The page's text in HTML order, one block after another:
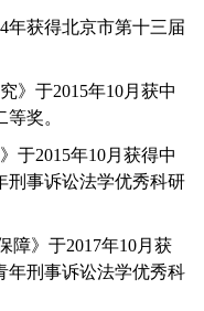
年获得北京市第十三届
》于2015年10月获中
奖。
于2015年10月获得中
刑事诉讼法学优秀科研
障》于2017年10月获
年刑事诉讼法学优秀科